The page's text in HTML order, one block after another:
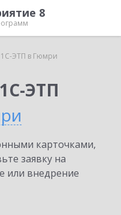
8
1С-ЭТП в Гюмри
ЭТП
карточками,
заявку на
или внедрение